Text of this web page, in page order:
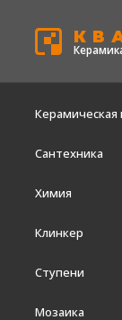
Керамическая
Сантехника
Химия
Клинкер
Ступени
Мозаика